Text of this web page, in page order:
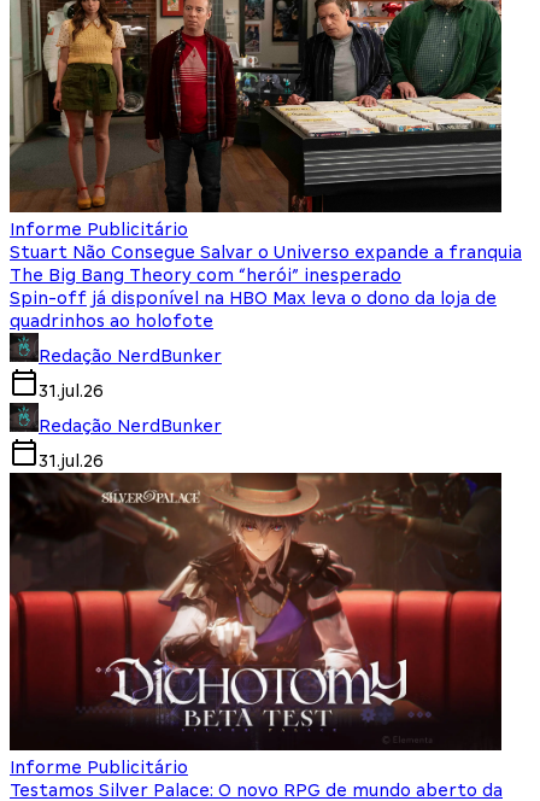
Informe Publicitário
Stuart Não Consegue Salvar o Universo expande a franquia
The Big Bang Theory com “herói” inesperado
Spin-off já disponível na HBO Max leva o dono da loja de
quadrinhos ao holofote
Redação NerdBunker
31.jul.26
Redação NerdBunker
31.jul.26
Informe Publicitário
Testamos Silver Palace: O novo RPG de mundo aberto da